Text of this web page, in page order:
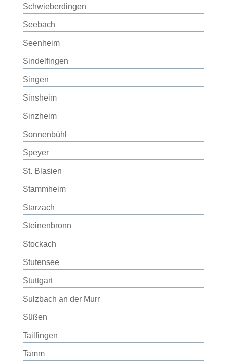
Schwieberdingen
Seebach
Seenheim
Sindelfingen
Singen
Sinsheim
Sinzheim
Sonnenbühl
Speyer
St. Blasien
Stammheim
Starzach
Steinenbronn
Stockach
Stutensee
Stuttgart
Sulzbach an der Murr
Süßen
Tailfingen
Tamm